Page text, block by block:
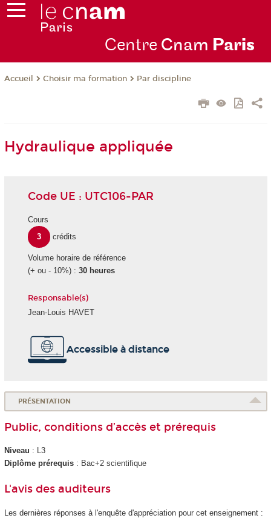
Centre Cnam Paris
Accueil Choisir ma formation Par discipline
Hydraulique appliquée
Code UE : UTC106-PAR
Cours
3
crédits
Volume horaire de référence
(+ ou - 10%) : 30 heures
Responsable(s)
Jean-Louis HAVET
Accessible à distance
PRÉSENTATION
Public, conditions d’accès et prérequis
Niveau : L3
Diplôme prérequis: Bac+2 scientifique
L'avis des auditeurs
Les dernières réponses à l'enquête d'appréciation pour cet enseignement :